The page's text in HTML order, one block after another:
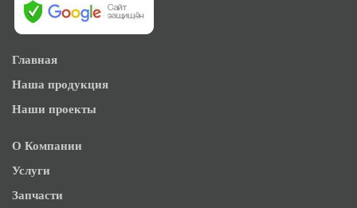
Главная
Наша продукция
Наши проекты
О Компании
Услуги
Запчасти